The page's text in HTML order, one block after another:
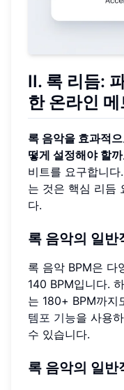
II. 록 리듬:
한 온라인
록 음악을 효과적
떻게 설정해야 할
비트를 요구합니
는 것은 핵심 리듬
다.
록 음악의 일반
록 음악 BPM은 다
140 BPM입니다.
는 180+ BPM까지
템포 기능을 사용
수 있습니다.
록 음악의 일반